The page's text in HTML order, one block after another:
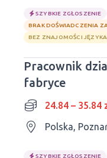
SZYBKIE ZGŁOSZENIE
BRAK DOŚWIADCZENIA
BEZ ZNAJOMOŚCI JĘZYKA
Pracownik
fabryce
24.84 – 35.84
Polska,
SZYBKIE ZGŁOSZENIE